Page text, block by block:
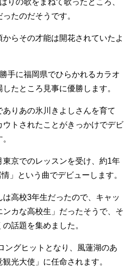
りの歌をまねて歌ったところ、
たのだそうです。
らその才能は開花されていたよ
手に福岡県でひらかれるカラオ
たところ見事に優勝します。
りあの氷川きよしさんを育て
トされたことがきっかけでデビ
東京でのレッスンを受け、約1年
」という曲でデビューします。
高校3年生だったので、キャッ
カな高校生」だったそうで、そ
話題を集めました。
ングヒットとなり、風蓮湖のあ
光大使」に任命されます。